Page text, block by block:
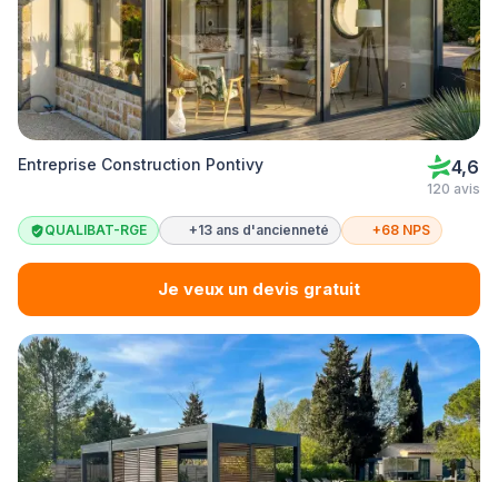
Entreprise Construction Pontivy 4,6
120 avis
QUALIBAT-RGE +13 ans d'ancienneté +68 NPS
Je veux un devis gratuit